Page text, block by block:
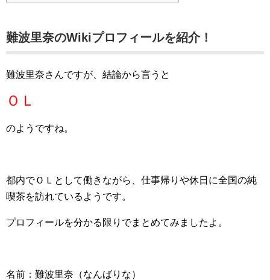
難波里奈のWikiプロフィールを紹介！
難波里奈さんですが、結論から言うと
ＯＬ
のようですね。
都内でＯＬとして働きながら、仕事帰りや休日に全国の純
喫茶を訪れているようです。
プロフィールを分かる限りでまとめてみましたよ。
名前：難波里奈（なんばりな）